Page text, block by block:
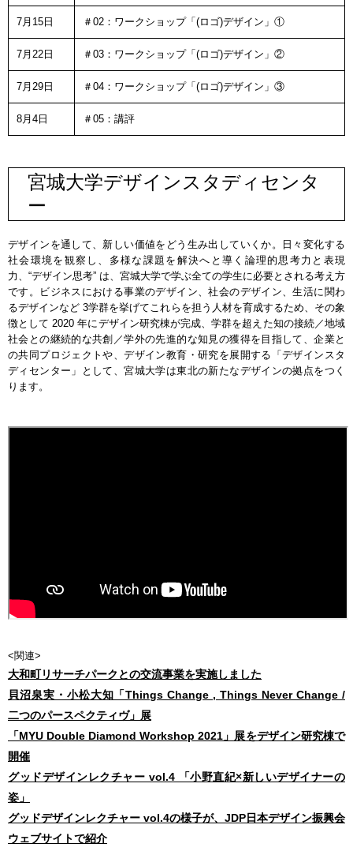
7月15日 ＃02：ワークショップ「(ロゴ)デザイン」①
7月22日 ＃03：ワークショップ「(ロゴ)デザイン」②
7月29日 ＃04：ワークショップ「(ロゴ)デザイン」③
8月4日 ＃05：講評
宮城大学デザインスタディセンタ
ー
デザインを通して、新しい価値をどう生み出していくか。日々変化する
社会環境を観察し、多様な課題を解決へと導く論理的思考力と表現
力、“デザイン思考” は、宮城大学で学ぶ全ての学生に必要とされる考え方
です。ビジネスにおける事業のデザイン、社会のデザイン、生活に関わ
るデザインなど 3学群を挙げてこれらを担う人材を育成するため、その象
徴として 2020 年にデザイン研究棟が完成、学群を超えた知の接続／地域
社会との継続的な共創／学外の先進的な知見の獲得を目指して、企業と
の共同プロジェクトや、デザイン教育・研究を展開する「デザインスタ
ディセンター」として、宮城大学は東北の新たなデザインの拠点をつく
ります。
<関連>
大和町リサーチパークとの交流事業を実施しました
貝沼泉実・小松大知「Things Change , Things Never Change /
二つのパースペクティヴ」展
「MYU Double Diamond Workshop 2021」展をデザイン研究棟で
開催
グッドデザインレクチャー vol.4 「小野直紀×新しいデザイナーの
姿」
グッドデザインレクチャー vol.4の様子が、JDP日本デザイン振興会
ウェブサイトで紹介